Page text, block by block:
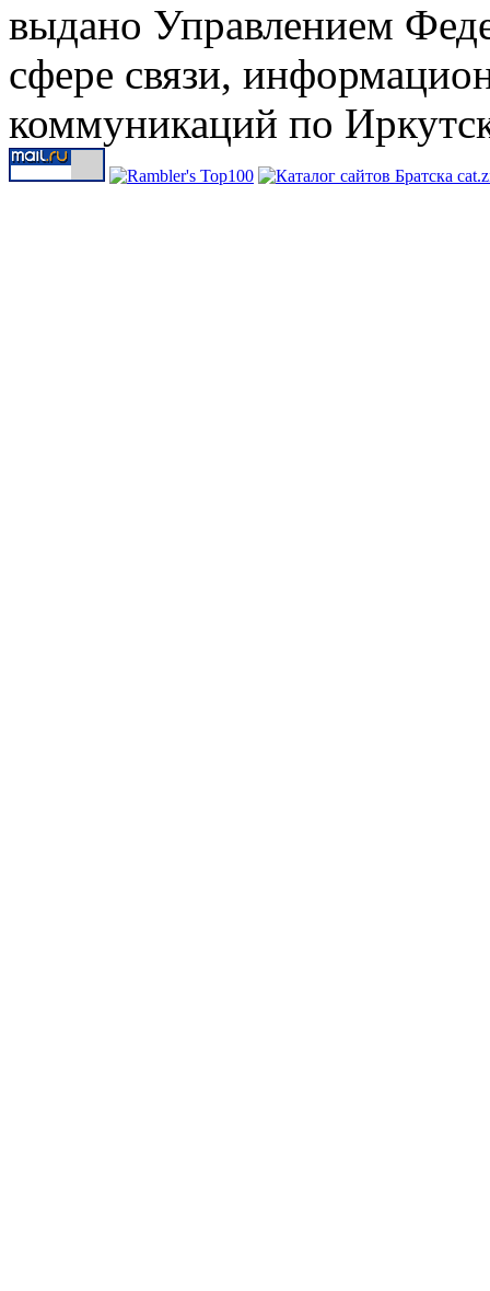
выдано Управлением
сфере связи,
коммуникаций по